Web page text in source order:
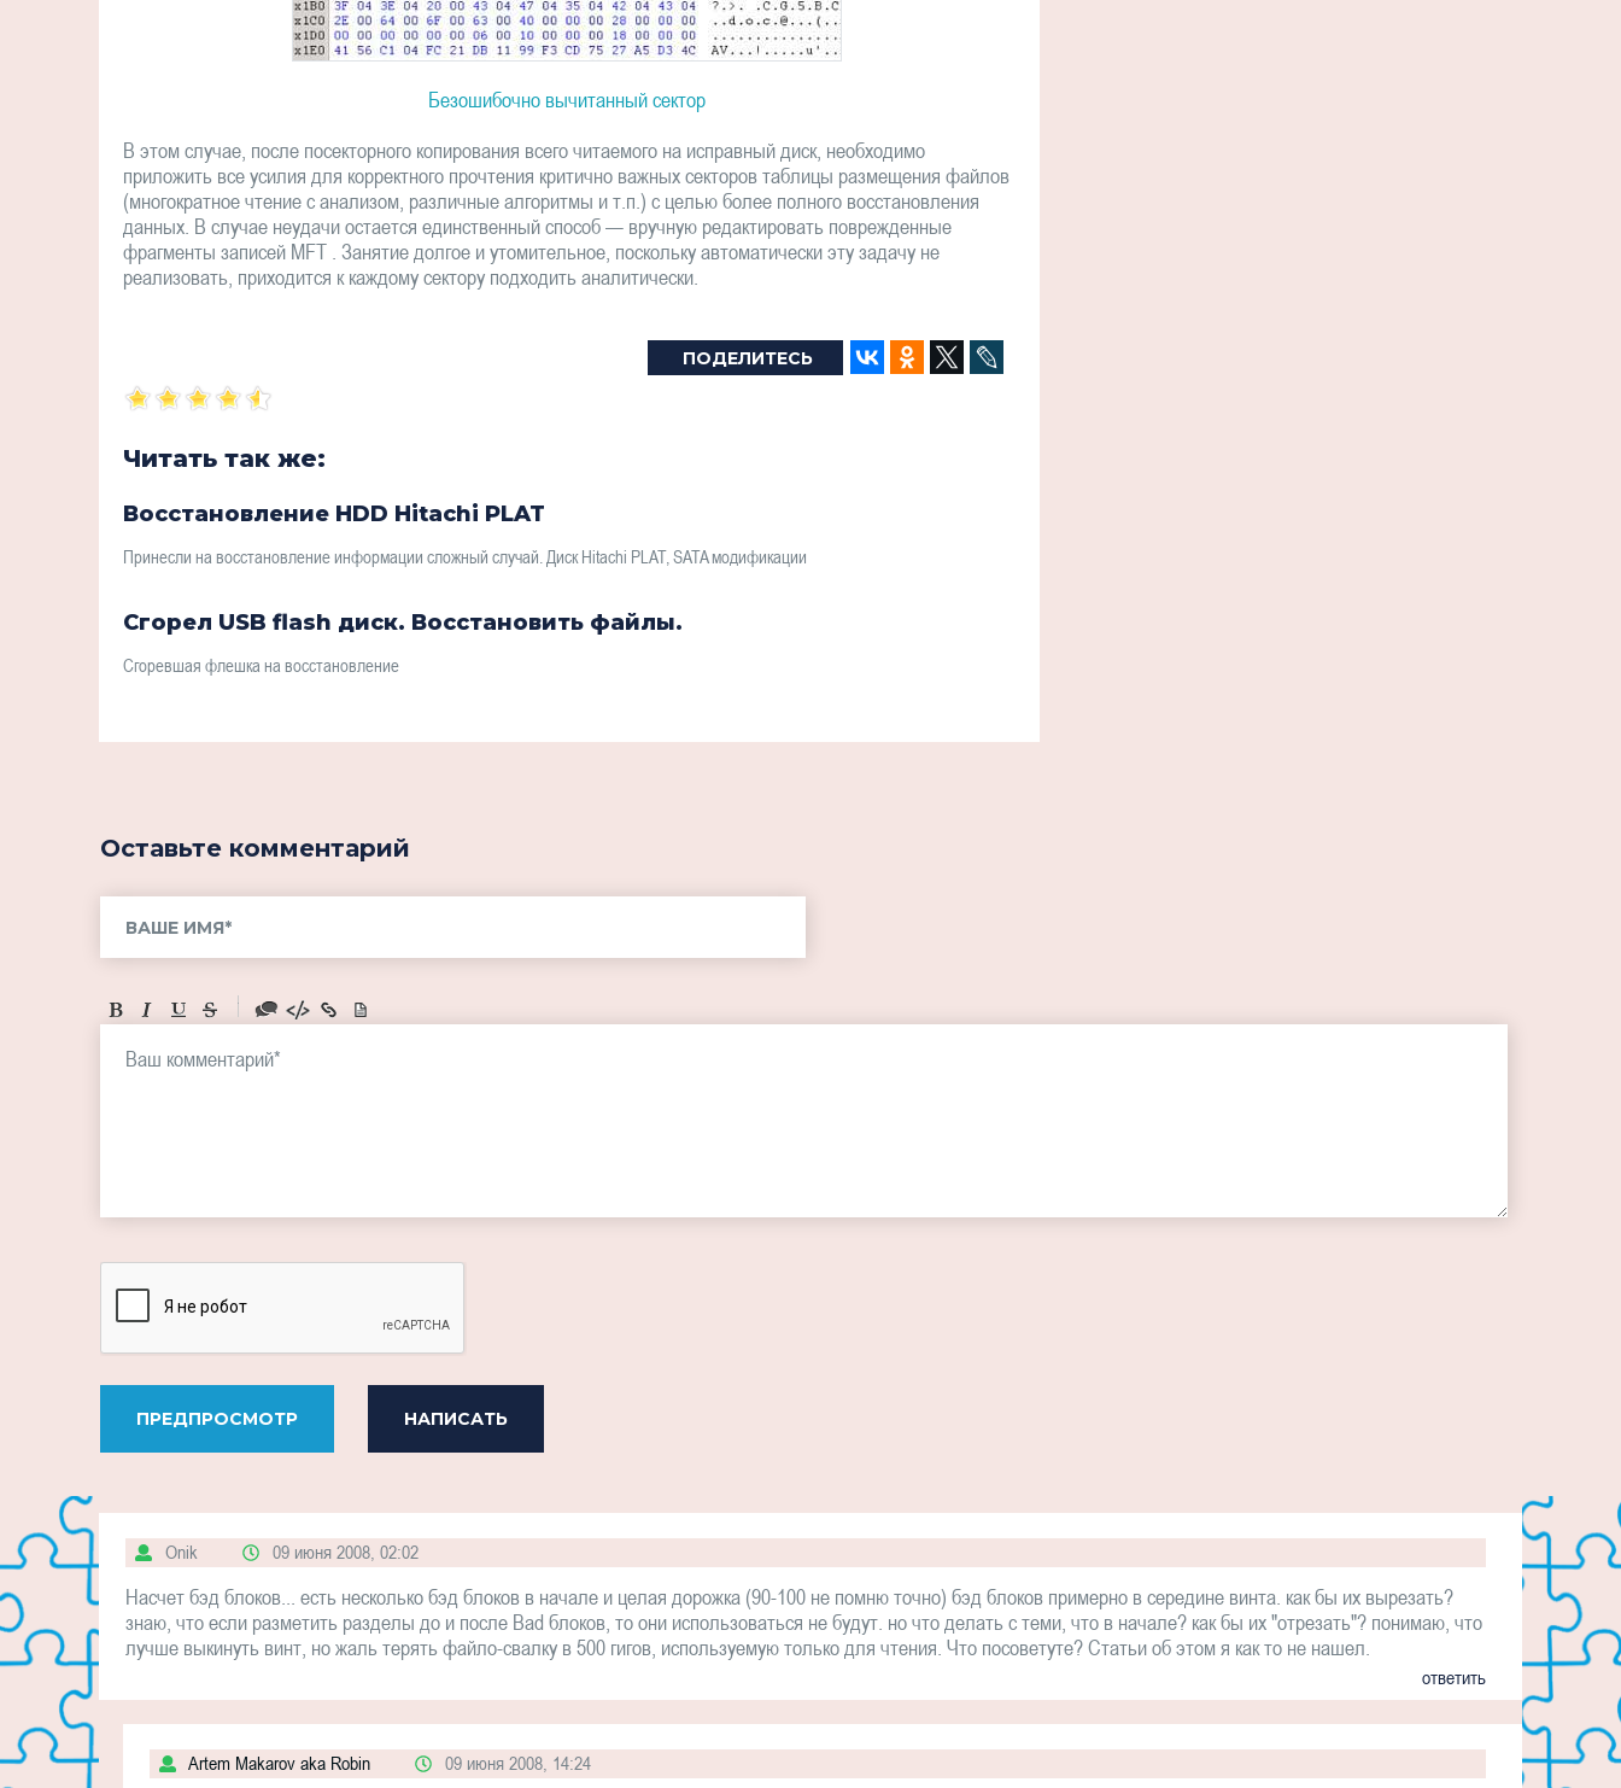
Безошибочно вычитанный сектор
В этом случае, после посекторного копирования всего читаемого на исправный диск, необходимо
приложить все усилия для корректного прочтения критично важных секторов таблицы размещения файлов
(многократное чтение с анализом, различные алгоритмы и т.п.) с целью более полного восстановления
данных. В случае неудачи остается единственный способ — вручную редактировать поврежденные
фрагменты записей MFT . Занятие долгое и утомительное, поскольку автоматически эту задачу не
реализовать, приходится к каждому сектору подходить аналитически.
ПОДЕЛИТЕСЬ
Читать так же:
Восстановление HDD Hitachi PLAT
Принесли на восстановление информации сложный случай. Диск Hitachi PLAT, SATA модификации
Сгорел USB flash диск. Восстановить файлы.
Сгоревшая флешка на восстановление
Оставьте комментарий
-
-
-
ПРЕДПРОСМОТР НАПИСАТЬ
Onik 09 июня 2008, 02:02
Насчет бэд блоков... есть несколько бэд блоков в начале и целая дорожка (90-100 не помню точно) бэд блоков примерно в середине винта. как бы их вырезать?
знаю, что если разметить разделы до и после Bad блоков, то они использоваться не будут. но что делать с теми, что в начале? как бы их "отрезать"? понимаю, что
лучше выкинуть винт, но жаль терять файло-свалку в 500 гигов, используемую только для чтения. Что посоветуте? Статьи об этом я как то не нашел.
ответить
Artem Makarov aka Robin 09 июня 2008, 14:24